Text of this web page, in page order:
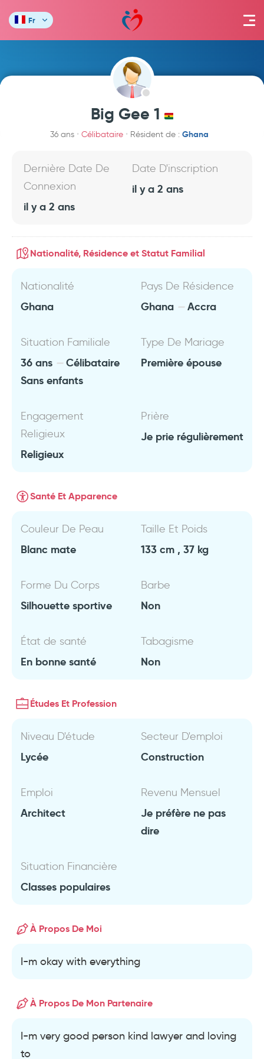
Fr
Big Gee 1
36 ans Célibataire Résident de : Ghana
Dernière Date De
Connexion
il y a 2 ans
Date D'inscription
il y a 2 ans
Nationalité, Résidence et Statut Familial
Nationalité
Ghana
Pays De Résidence
Ghana Accra
Situation Familiale
36 ans
Célibataire
Sans enfants
Type De Mariage
Première épouse
Engagement
Religieux
Religieux
Prière
Je prie régulièrement
Santé Et Apparence
Couleur De Peau
Blanc mate
Taille Et Poids
133 cm , 37 kg
Forme Du Corps
Silhouette sportive
Barbe
Non
État de santé
En bonne santé
Tabagisme
Non
Études Et Profession
Niveau D'étude
Lycée
Secteur D'emploi
Construction
Emploi
Architect
Revenu Mensuel
Je préfère ne pas
dire
Situation Financière
Classes populaires
À Propos De Moi
I-m okay with everything
À Propos De Mon Partenaire
I-m very good person kind lawyer and loving
to